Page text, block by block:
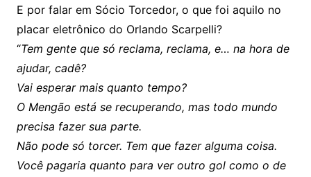
E por falar em Sócio Torcedor, o que foi aquilo no
placar eletrônico do Orlando Scarpelli?
“Tem gente que só reclama, reclama, e… na hora de
ajudar, cadê?
Vai esperar mais quanto tempo?
O Mengão está se recuperando, mas todo mundo
precisa fazer sua parte.
Não pode só torcer. Tem que fazer alguma coisa.
Você pagaria quanto para ver outro gol como o de